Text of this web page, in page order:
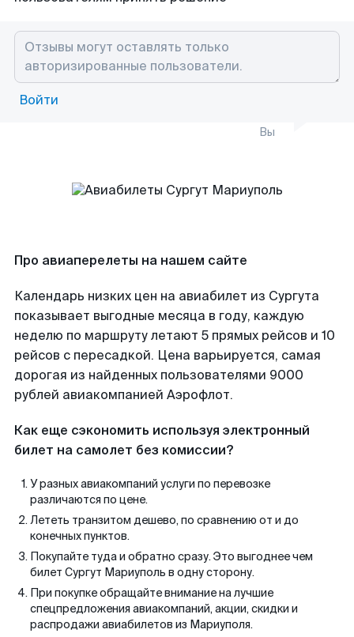
Войти
Вы
Про авиаперелеты на нашем сайте
Календарь низких цен на авиабилет из Сургута
показывает выгодные месяца в году, каждую
неделю по маршруту летают 5 прямых рейсов и 10
рейсов с пересадкой. Цена варьируется, самая
дорогая из найденных пользователями 9000
рублей авиакомпанией Аэрофлот.
Как еще сэкономить используя электронный
билет на самолет без комиссии?
У разных авиакомпаний услуги по перевозке
различаются по цене.
Лететь транзитом дешево, по сравнению от и до
конечных пунктов.
Покупайте туда и обратно сразу. Это выгоднее чем
билет Сургут Мариуполь в одну сторону.
При покупке обращайте внимание на лучшие
спецпредложения авиакомпаний, акции, скидки и
распродажи авиабилетов из Мариуполя.